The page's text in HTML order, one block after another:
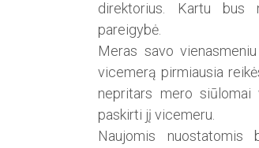
direktorius. Kartu bus
pareigybė.
Meras savo
vicemerą pirmiausia
nepritars mero
paskirti jį vicemeru.
Naujomis nuostatomis